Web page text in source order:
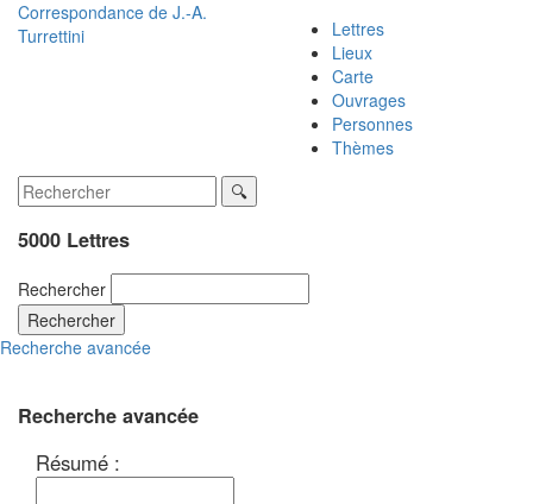
Correspondance de J.-A.
Turrettini
Lettres
Lieux
Carte
Ouvrages
Personnes
Thèmes
5000 Lettres
Rechercher
Rechercher
Recherche avancée
Recherche avancée
Résumé :